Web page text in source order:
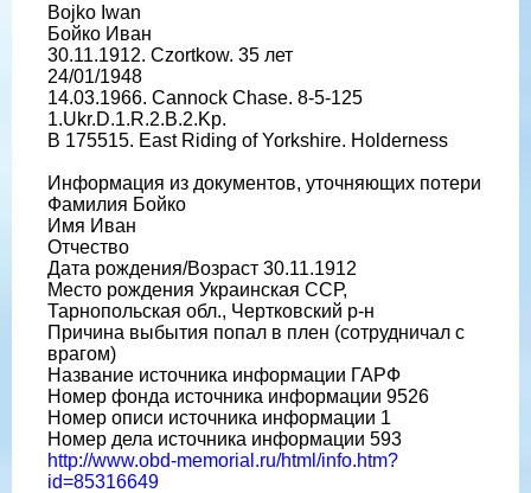
Bojko Iwan
Бойко Иван
30.11.1912. Czortkow. 35 лет
24/01/1948
14.03.1966. Cannock Chase. 8-5-125
1.Ukr.D.1.R.2.B.2.Kp.
B 175515. East Riding of Yorkshire. Holderness
Информация из документов, уточняющих потери
Фамилия Бойко
Имя Иван
Отчество
Дата рождения/Возраст 30.11.1912
Место рождения Украинская ССР,
Тарнопольская обл., Чертковский р-н
Причина выбытия попал в плен (сотрудничал с
врагом)
Название источника информации ГАРФ
Номер фонда источника информации 9526
Номер описи источника информации 1
Номер дела источника информации 593
http://www.obd-memorial.ru/html/info.htm?
id=85316649